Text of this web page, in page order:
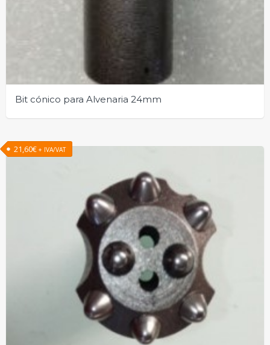
Bit cónico para Alvenaria 24mm
21,60€ + IVA/VAT